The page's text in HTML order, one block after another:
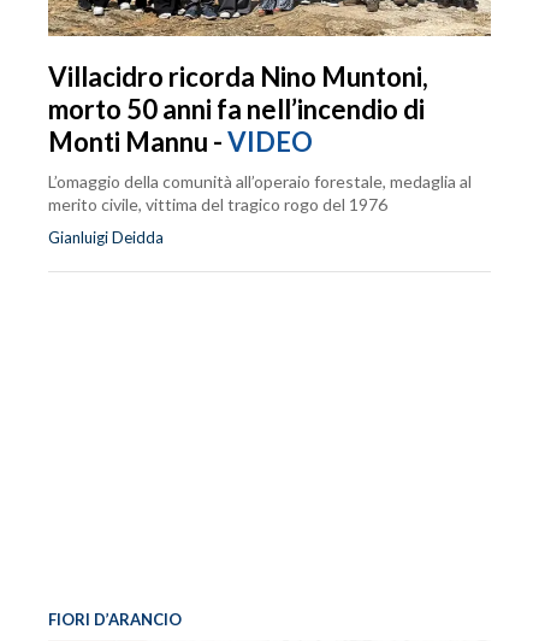
Villacidro ricorda Nino Muntoni,
morto 50 anni fa nell’incendio di
Monti Mannu -VIDEO
L’omaggio della comunità all’operaio forestale, medaglia al
merito civile, vittima del tragico rogo del 1976
Gianluigi Deidda
FIORI D’ARANCIO